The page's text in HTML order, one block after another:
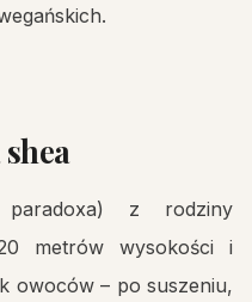
z rodziny
metrów wysokości i
owoców – po suszeniu,